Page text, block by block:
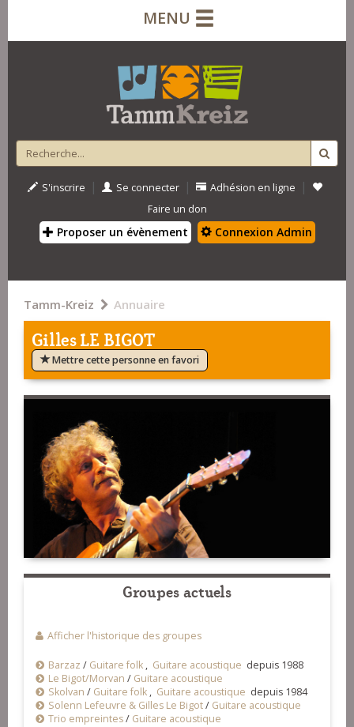
MENU
S'inscrire | Se connecter | Adhésion en ligne |
Faire un don
Proposer un évènement Connexion Admin
Tamm-Kreiz Annuaire
Gilles LE BIGOT
Mettre cette personne en favori
Groupes actuels
Afficher l'historique des groupes
Barzaz / Guitare folk , Guitare acoustique depuis 1988
Le Bigot/Morvan / Guitare acoustique
Skolvan / Guitare folk , Guitare acoustique depuis 1984
Solenn Lefeuvre & Gilles Le Bigot/ Guitare acoustique
Trio empreintes/ Guitare acoustique